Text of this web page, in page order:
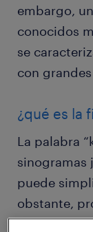
embargo,
conocidos
se
con
¿qué es la
La palabra
sinogramas
puede
obstante,
esta